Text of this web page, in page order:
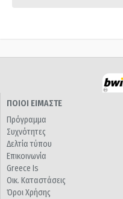
ΠΟΙΟΙ ΕΙΜΑΣΤΕ
Πρόγραμμα
Συχνότητες
Δελτία τύπου
Επικοινωνία
Greece Is
Οικ. Καταστάσεις
Όροι Χρήσης